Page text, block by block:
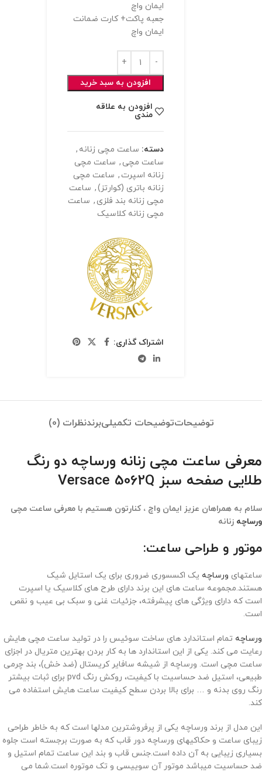
ایمان واچ
جعبه پاکت+ کارت ضمانت
ایمان واچ
افزودن به سبد خرید
افزودن به علاقه
مندی
دسته: ساعت مچی زنانه ,
ساعت مچی , ساعت مچی
زنانه اسپرت , ساعت مچی
زنانه باتری (کوارتز), ساعت
مچی زنانه بند فلزی , ساعت
مچی زنانه کلاسیک
اشتراک گذاری:
توضیحاتتوضیحات تکمیلیبرندنظرات (0)
معرفی ساعت مچی زنانه ورساچه دو رنگ
طلایی صفحه سبز Versace 5062Q
سلام به همراهان عزیز ایمان واچ ، کنارتون هستیم با معرفی ساعت مچی
ورساچه زنانه
موتور و طراحی ساعت:
ساعتهای ورساچه یک اکسسوری ضروری برای یک استایل شیک
هستند.مجموعه ساعت های این برند دارای طرح های کلاسیک یا اسپرت
است که دارای ویژگی های پیشرفته، جزئیات غنی و سبک بی عیب و نقص
است.
ورساچه تمام استاندارد های ساخت سوئیس را در تولید ساعت مچی هایش
رعایت می کند. یکی از این استاندارد ها به کار بردن بهترین متریال در اجزای
ساعت مچی است. ورساچه از شیشه سافایر کریستال (ضد خش)، بند چرمی
طبیعی، استیل ضد حساسیت با کیفیت، روکش رنگ pvd برای ثبات بیشتر
رنگ روی بدنه و … برای بالا بردن سطح کیفیت ساعت هایش استفاده می
کند.
این مدل از برند ورساچه یکی از پرفروشترین مدلها است که به خاطر طراحی
زیبای ساعت و حکاکیهای ورساچه دور قاب که به صورت برجسته است جلوه
بسیاری زیبایی به آن داده است.جنس قاب و بند این ساعت تمام استیل و
ضد حساسیت میباشد موتور آن سوییسی و تک موتوره است.شما می